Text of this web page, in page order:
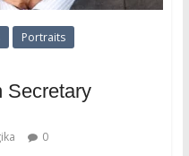
Portraits
Secretary
0